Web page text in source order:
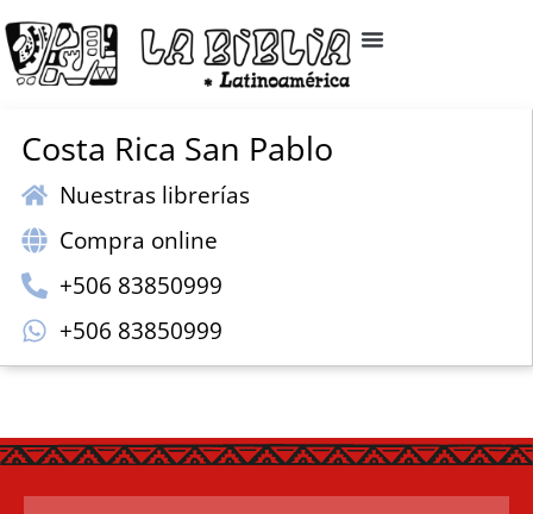
Costa Rica San Pablo
Nuestras librerías
Compra online
+506 83850999
+506 83850999